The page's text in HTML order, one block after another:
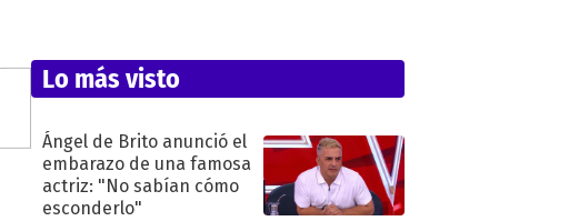
Lo más visto
Ángel de Brito anunció el
embarazo de una famosa
actriz: "No sabían cómo
esconderlo"